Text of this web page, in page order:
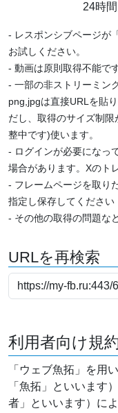
24時
- レスポンシブページが
お試しください。
- 動画は原則取得不能です
- 一部の非ストリーミン
png,jpgは直接URLを貼
だし、取得のサイズ制
整中です)使います。
- ログインが必要になっ
場合があります。Xのト
- フレームページを取り
指定し保存してください
- その他の取得の問題な
URLを再検索
利用者向け規
「ウェブ魚拓」を用
「魚拓」といいます
者」といいます）に